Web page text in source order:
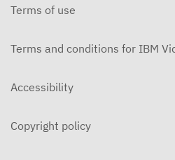
Terms of use
Terms and conditions for IBM
Accessibility
Copyright policy